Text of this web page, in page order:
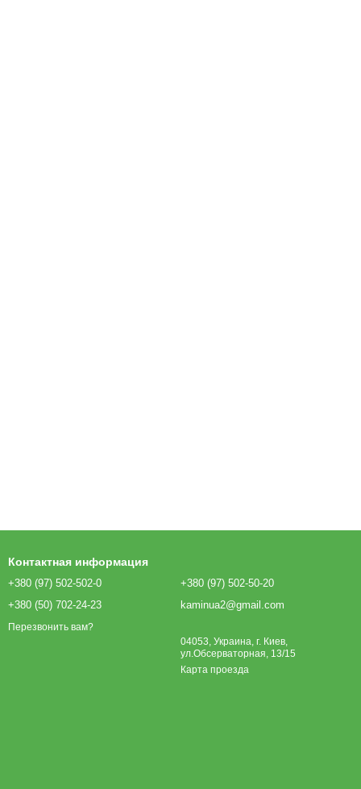
Контактная информация
+380 (97) 502-502-0
+380 (50) 702-24-23
Перезвонить вам?
+380 (97) 502-50-20
kaminua2@gmail.com
04053, Украина, г. Киев,
ул.Обсерваторная, 13/15
Карта проезда